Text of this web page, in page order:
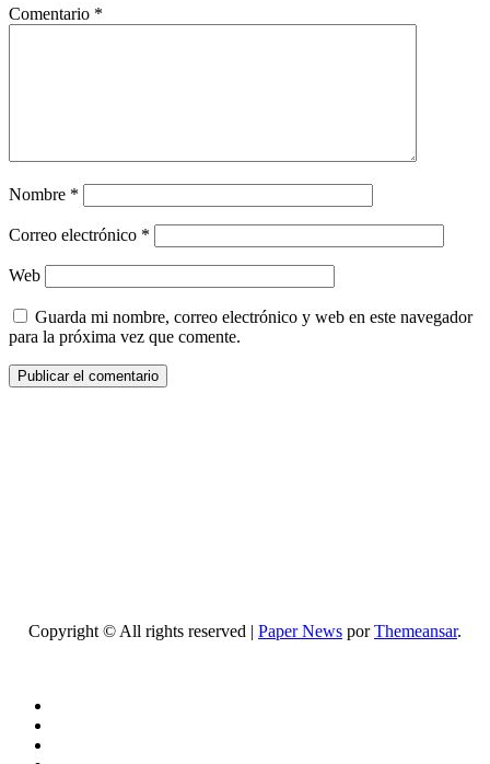
Comentario *
Nombre *
Correo electrónico *
Web
Guarda mi nombre, correo electrónico y web en este navegador
para la próxima vez que comente.
Copyright © All rights reserved | Paper News porThemeansar.